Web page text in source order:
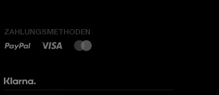
ZAHLUNGSMETHODEN